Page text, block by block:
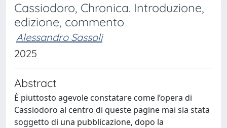
Cassiodoro, Chronica. Introduzione,
edizione, commento
Alessandro Sassoli
2025
Abstract
È piuttosto agevole constatare come l’opera di
Cassiodoro al centro di queste pagine mai sia stata
soggetto di una pubblicazione, dopo la